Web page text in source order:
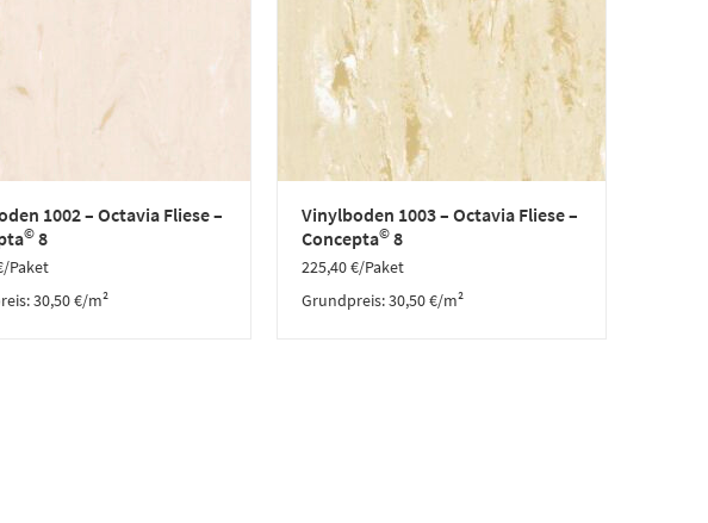
1002 – Octavia Fliese –
©8
/Paket
30,50€/m²
Vinylboden 1003 – Octavia Fliese –
Concepta© 8
225,40€/Paket
Grundpreis:30,50€/m²